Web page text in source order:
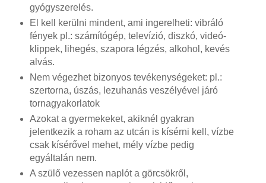
gyógyszerelés.
El kell kerülni mindent, ami ingerelheti: vibráló
fények pl.: számítógép, televízió, diszkó, videó-
klippek, lihegés, szapora légzés, alkohol, kevés
alvás.
Nem végezhet bizonyos tevékenységeket: pl.:
szertorna, úszás, lezuhanás veszélyével járó
tornagyakorlatok
Azokat a gyermekeket, akiknél gyakran
jelentkezik a roham az utcán is kísérni kell, vízbe
csak kísérővel mehet, mély vízbe pedig
egyáltalán nem.
A szülő vezessen naplót a görcsökről,